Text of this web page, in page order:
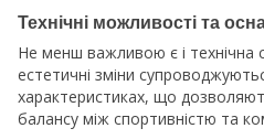
Технічні можливості та
Не менш важливою є і технічна
естетичні зміни
характеристиках, що
балансу між спортивністю та